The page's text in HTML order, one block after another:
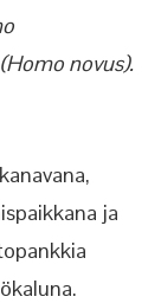
novus).
ja